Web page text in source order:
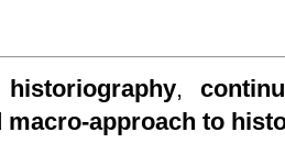
historiography,
macro-approach to